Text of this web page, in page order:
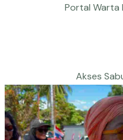
Portal Warta
Akses